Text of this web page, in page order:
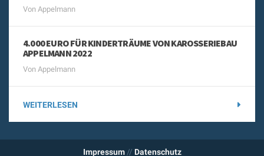
Von Appelmann
4.000 EURO FÜR KINDERTRÄUME VON KAROSSERIEBAU
APPELMANN 2022
Von Appelmann
WEITERLESEN
Impressum// Datenschutz